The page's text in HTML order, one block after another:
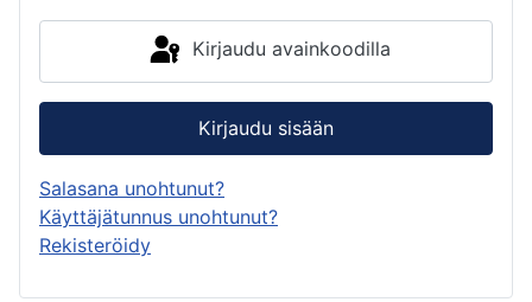
Kirjaudu avainkoodilla
Kirjaudu sisään
Salasana unohtunut?
Käyttäjätunnus unohtunut?
Rekisteröidy